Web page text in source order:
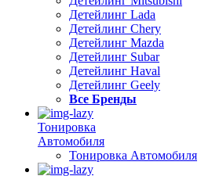
Детейлинг Lada
Детейлинг Chery
Детейлинг Mazda
Детейлинг Subar
Детейлинг Haval
Детейлинг Geely
Все Бренды
Тонировка
Автомобиля
Тонировка Автомобиля